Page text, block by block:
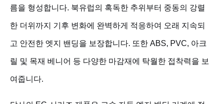
름을 형성합니다. 북유럽의 혹독한 추위부터 중동의 강렬
한 더위까지 기후 변화에 완벽하게 적응하여 오래 지속되
고 안전한 엣지 밴딩을 보장합니다. 또한 ABS, PVC, 아크
릴 및 목재 베니어 등 다양한 마감재에 탁월한 접착력을 보
여줍니다.